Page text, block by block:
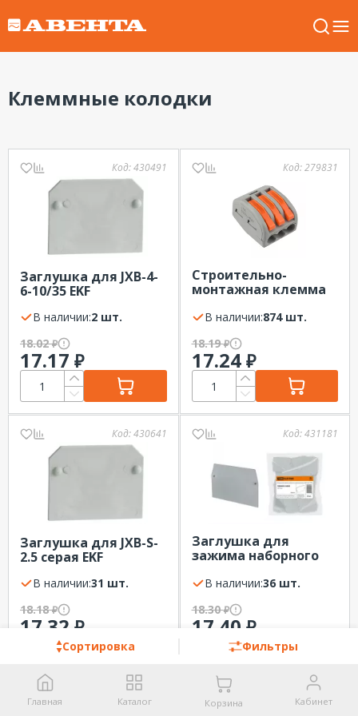
Клеммные колодки
Сортировка Фильтры
Код:430491
Заглушка для JXB-4-
6-10/35 EKF
В наличии:
2 шт.
18.02₽
17.17 ₽
Код:279831
Строительно-
монтажная клемма
3-проводная серая
В наличии:
874 шт.
18.19₽
17.24 ₽
Код:430641
Заглушка для JXB-S-
2.5 серая EKF
В наличии:
31 шт.
18.18₽
17.32 ₽
Код:431181
Заглушка для
зажима наборного
6 мм2 TDM
В наличии:
36 шт.
18.30₽
17.40 ₽
Код:279862 Код:288202
Главная Каталог Корзина Кабинет